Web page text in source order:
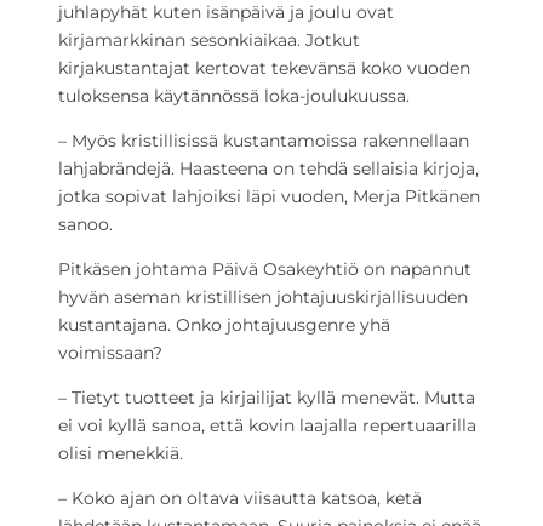
juhlapyhät kuten isänpäivä ja joulu ovat
kirjamarkkinan sesonkiaikaa. Jotkut
kirjakustantajat kertovat tekevänsä koko vuoden
tuloksensa käytännössä loka-joulukuussa.
– Myös kristillisissä kustantamoissa rakennellaan
lahjabrändejä. Haasteena on tehdä sellaisia kirjoja,
jotka sopivat lahjoiksi läpi vuoden, Merja Pitkänen
sanoo.
Pitkäsen johtama Päivä Osakeyhtiö on napannut
hyvän aseman kristillisen johtajuuskirjallisuuden
kustantajana. Onko johtajuusgenre yhä
voimissaan?
– Tietyt tuotteet ja kirjailijat kyllä menevät. Mutta
ei voi kyllä sanoa, että kovin laajalla repertuaarilla
olisi menekkiä.
– Koko ajan on oltava viisautta katsoa, ketä